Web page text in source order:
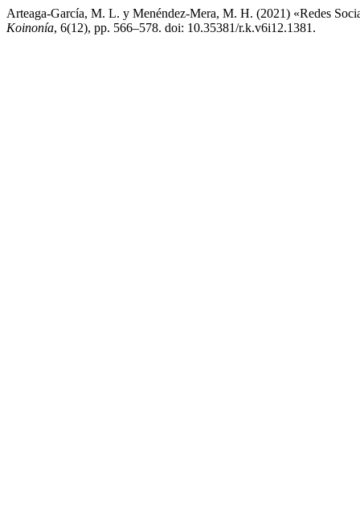
Arteaga-García, M. L. y Menéndez-Mera, M. H. (2021) «Redes
Koinonía, 6(12), pp. 566–578. doi: 10.35381/r.k.v6i12.1381.